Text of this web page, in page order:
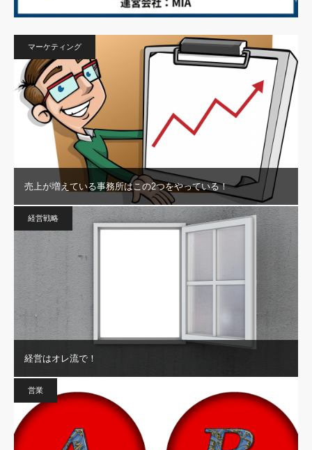
マーケティング
売上が増えている事務所はこの2つをやっている！
経営戦略
経営はオレ流で！
営業